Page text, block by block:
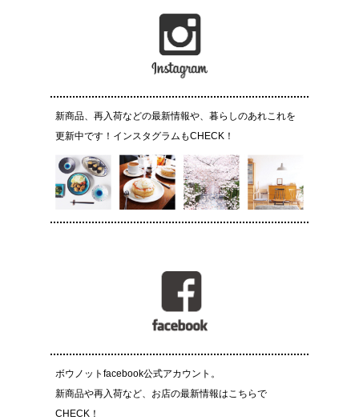
新商品、再入荷などの最新情報や、暮らしのあれこれを
更新中です！インスタグラムもCHECK！
ボウノットfacebook公式アカウント。
新商品や再入荷など、お店の最新情報はこちらで
CHECK！